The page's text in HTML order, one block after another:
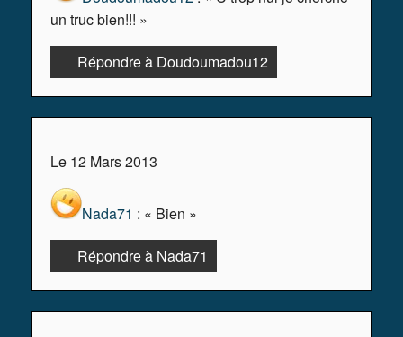
un truc bien!!! »
Répondre à Doudoumadou12
Le 12 Mars 2013
Nada71 : « Bien »
Répondre à Nada71